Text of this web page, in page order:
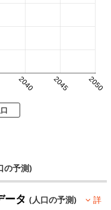
2040 2045 2050
の予測)
ータ(人口の予測)
詳